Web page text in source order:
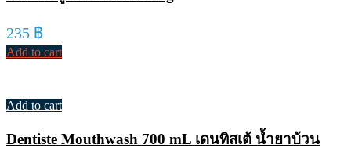
235 ฿
Add to cart
Add to cart
Dentiste Mouthwash 700 mL เดนทิสเต้ น้ำยาบ้วน